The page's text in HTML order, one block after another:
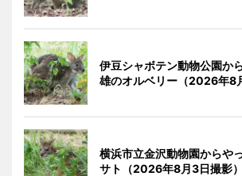
伊豆シャボテン動物公園か
雄のオルベリー（2026年8
横浜市立金沢動物園からや
サト（2026年8月3日撮影）